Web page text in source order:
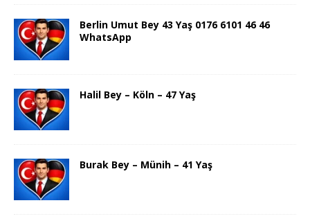
Berlin Umut Bey 43 Yaş 0176 6101 46 46
WhatsApp
Halil Bey – Köln – 47 Yaş
Burak Bey – Münih – 41 Yaş